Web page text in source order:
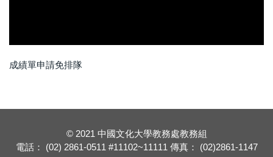
成績單申請免排隊
© 2021 中國文化大學教務處教務組
電話： (02) 2861-0511 #11102~11111 傳真： (02)2861-1147